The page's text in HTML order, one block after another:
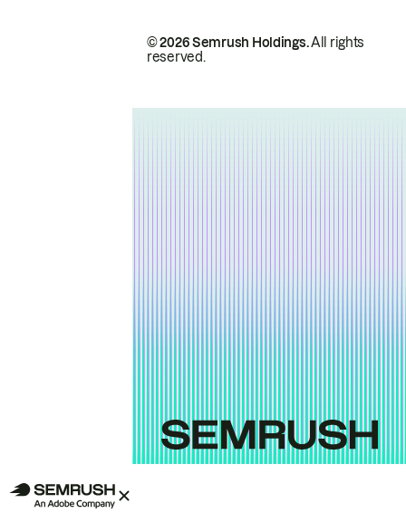
© 2026 Semrush Holdings.All rights
reserved.